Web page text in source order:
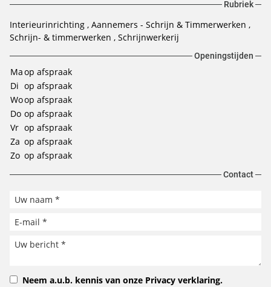
Rubriek
Interieurinrichting Aannemers - Schrijn & Timmerwerken
Schrijn- & timmerwerken
Schrijnwerkerij
Openingstijden
Maop afspraak
Di op afspraak
Woop afspraak
Do op afspraak
Vr op afspraak
Za op afspraak
Zo op afspraak
Contact
Neem a.u.b. kennis van onze Privacy verklaring.